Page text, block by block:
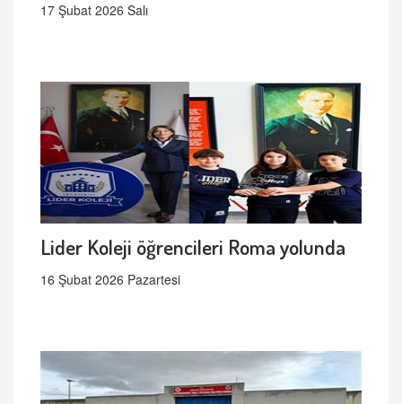
17 Şubat 2026 Salı
Lider Koleji öğrencileri Roma yolunda
16 Şubat 2026 Pazartesi